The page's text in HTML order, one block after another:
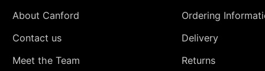
About Canford
Contact us
Meet the Team
Ordering
Delivery
Returns